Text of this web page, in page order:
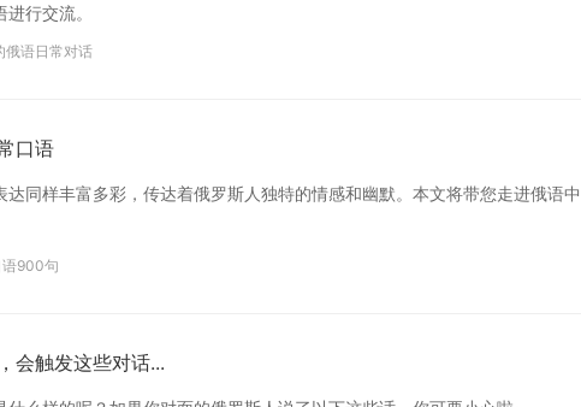
行交流。
俄语日常对话
口语
同样丰富多彩，传达着俄罗斯人独特的情感和幽默。本文将带您走进俄语中
900句
会触发这些对话...